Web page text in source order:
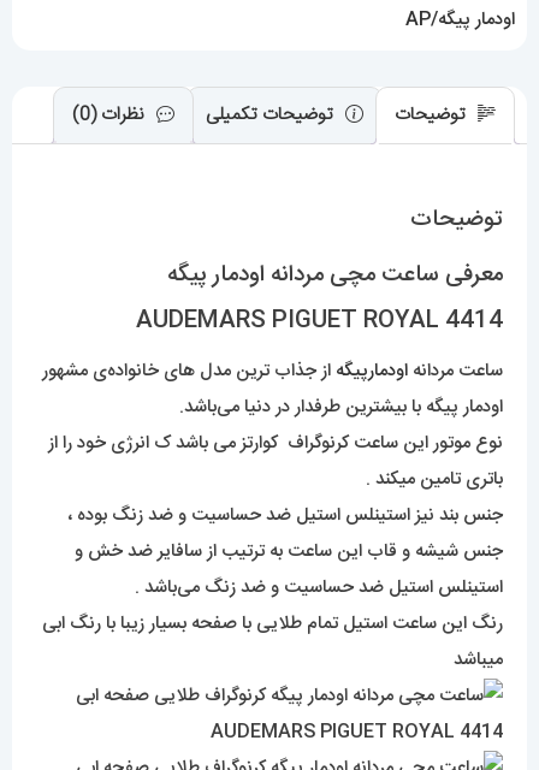
اودمار پیگه/AP
توضیحات توضیحات تکمیلی نظرات (0)
توضیحات
معرفی ساعت مچی مردانه اودمار پیگه
AUDEMARS PIGUET ROYAL 4414
ساعت مردانه اودمارپیگه از جذاب ترین مدل های خانواده‌ی مشهور
اودمار پیگه با بیشترین طرفدار در دنیا می‌باشد.
نوع موتور این ساعت کرنوگراف کوارتز می باشد ک انرژی خود را از
باتری تامین میکند .
جنس بند نیز استینلس استیل ضد حساسیت و ضد زنگ بوده ،
جنس شیشه و قاب این ساعت به ترتیب از سافایر ضد خش و
استینلس استیل ضد حساسیت و ضد زنگ می‌باشد .
رنگ این ساعت استیل تمام طلایی با صفحه بسیار زیبا با رنگ ابی
میباشد